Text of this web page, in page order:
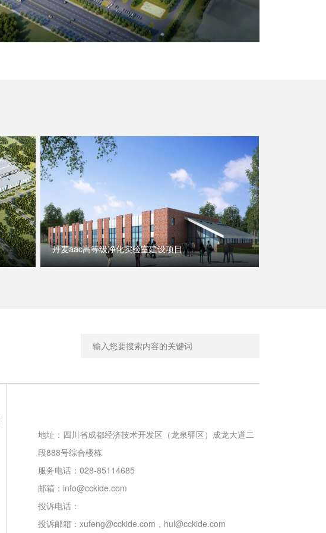
丹麦aac高等级净化实验室建设项目
地址：四川省成都经济技术开发区（龙泉驿区）成龙大道二
段888号综合楼栋
服务电话：028-85114685
邮箱： info@cckide.com
投诉电话：
投诉邮箱： xufeng@cckide.com ， hul@cckide.com